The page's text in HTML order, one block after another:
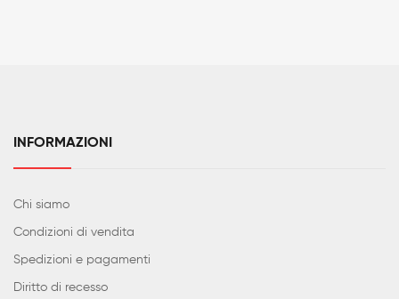
INFORMAZIONI
Chi siamo
Condizioni di vendita
Spedizioni e pagamenti
Diritto di recesso